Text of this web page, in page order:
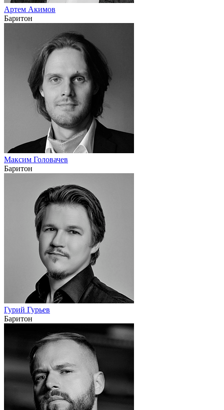
Артем Акимов
Баритон
Максим Головачев
Баритон
Гурий Гурьев
Баритон